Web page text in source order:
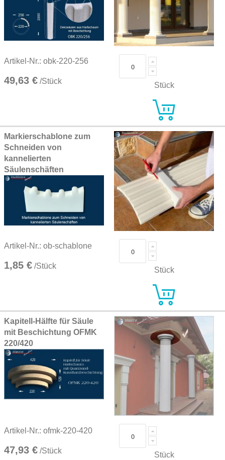
Artikel-Nr.: obk-220-256
49,63 € /Stück Stück
Markierschablone zum
Schneiden von
kannelierten
Säulenschäften
Artikel-Nr.: ob-schablone
1,85 € /Stück Stück
Kapitell-Hälfte für Säule
mit Beschichtung OFMK
220/420
Artikel-Nr.: ofmk-220-420
47,93 € /Stück Stück